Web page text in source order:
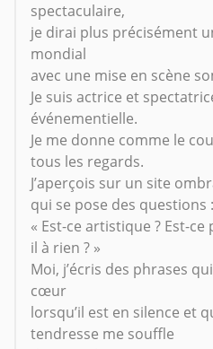
spectaculaire,
je dirai plus précisément
mondial
avec une mise en scène
Je suis actrice et
événementielle.
Je me donne comme le
tous les regards.
J’aperçois sur un site
qui se pose des questions :
« Est-ce artistique ? Est-
il à rien ? »
Moi, j’écris des phrases
cœur
lorsqu’il est en silence et
tendresse me souffle